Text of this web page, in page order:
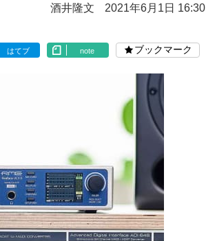
酒井隆文 2021年6月1日 16:30
はてブ note ブックマーク